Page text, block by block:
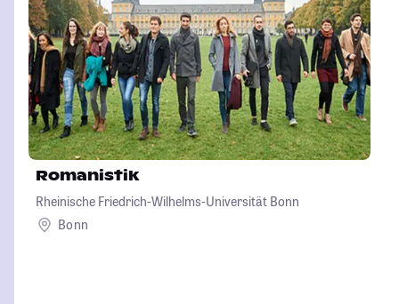
Romanistik
Rheinische Friedrich-Wilhelms-Universität Bonn
Bonn